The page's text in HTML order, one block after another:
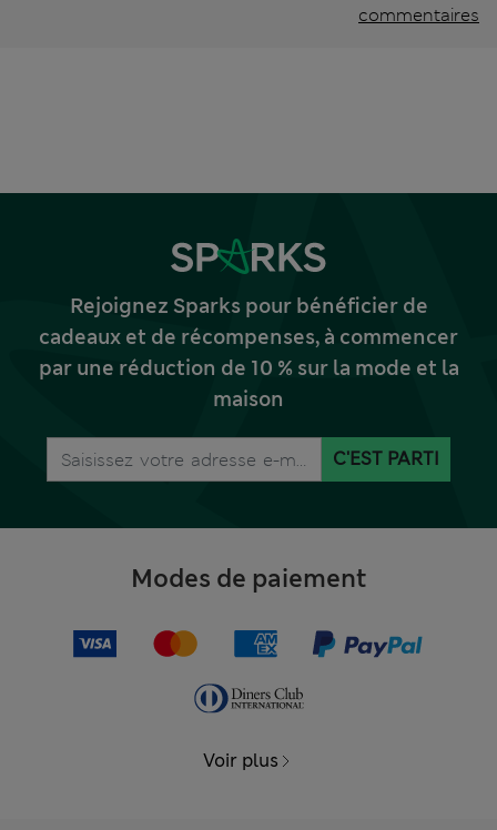
commentaires
Rejoignez Sparks pour bénéficier de
cadeaux et de récompenses, à commencer
par une réduction de 10 % sur la mode et la
maison
C'EST PARTI
Modes de paiement
Voir plus